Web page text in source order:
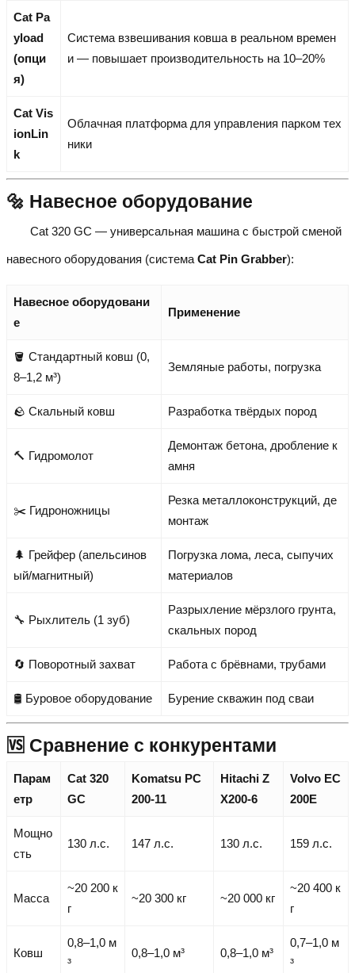
Cat Pa
yload
(опци
я)
Система взвешивания ковша в реальном времен
и — повышает производительность на 10–20%
Cat Vis
ionLin
k
Облачная платформа для управления парком тех
ники
🔩 Навесное оборудование
Cat 320 GC — универсальная машина с быстрой сменой
навесного оборудования (система Cat Pin Grabber):
Навесное оборудовани
е
Применение
🪣 Стандартный ковш (0,
8–1,2 м³)
Земляные работы, погрузка
🪨 Скальный ковш Разработка твёрдых пород
🔨 Гидромолот
Демонтаж бетона, дробление к
амня
✂️ Гидроножницы
Резка металлоконструкций, де
монтаж
🌲 Грейфер (апельсинов
ый/магнитный)
Погрузка лома, леса, сыпучих
материалов
🔧 Рыхлитель (1 зуб)
Разрыхление мёрзлого грунта,
скальных пород
🔄 Поворотный захват Работа с брёвнами, трубами
🛢️ Буровое оборудование Бурение скважин под сваи
🆚 Сравнение с конкурентами
Парам
етр
Cat 320
GC
Komatsu PC
200-11
Hitachi Z
X200-6
Volvo EC
200E
Мощно
сть
130 л.с. 147 л.с. 130 л.с. 159 л.с.
Масса
~20 200 к
г
~20 300 кг ~20 000 кг
~20 400 к
г
Ковш
0,8–1,0 м
³
0,8–1,0 м³ 0,8–1,0 м³
0,7–1,0 м
³